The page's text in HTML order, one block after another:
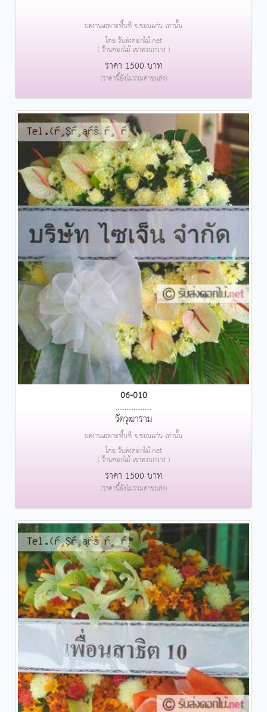
ผลงานเฉพาะพื้นที่ จ.ขอนแก่น เท่านั้น
โดย รับส่งดอกไม้.net
( ร้านดอกไม้ เขาสวนกวาง )
ราคา 1500 บาท
(ราคานี้ยังไม่รวมค่าขนส่ง)
06-010
....................
วัดวุฒาราม
ผลงานเฉพาะพื้นที่ จ.ขอนแก่น เท่านั้น
โดย รับส่งดอกไม้.net
( ร้านดอกไม้ เขาสวนกวาง )
ราคา 1500 บาท
(ราคานี้ยังไม่รวมค่าขนส่ง)